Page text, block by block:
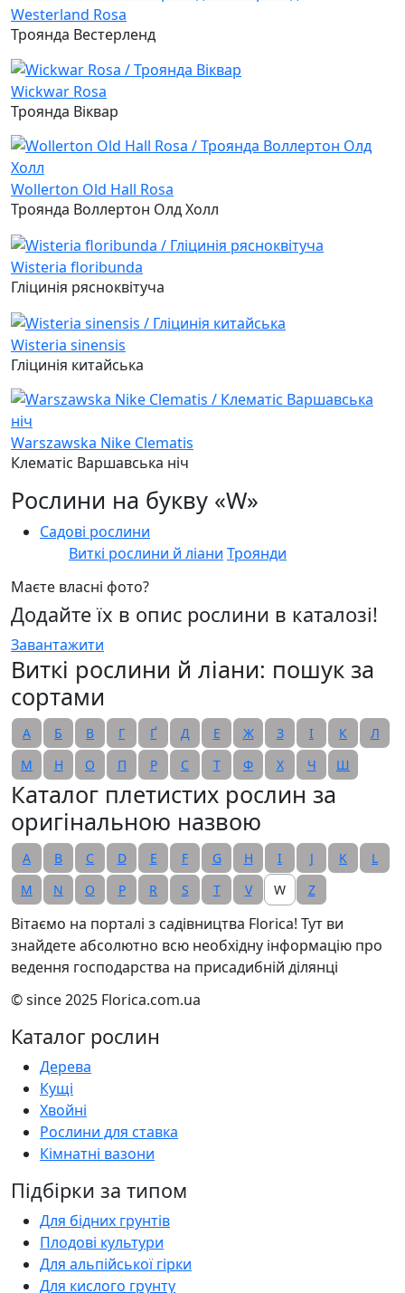
Westerland Rosa
Троянда Вестерленд
Wickwar Rosa
Троянда Віквар
Wollerton Old Hall Rosa
Троянда Воллертон Олд Холл
Wisteria floribunda
Гліцинія рясноквітуча
Wisteria sinensis
Гліцинія китайська
Warszawska Nike Clematis
Клематіс Варшавська ніч
Рослини на букву «W»
Садові рослини
Виткі рослини й ліани Троянди
Маєте власні фото?
Додайте їх в опис рослини в каталозі!
Завантажити
Виткі рослини й ліани: пошук за
сортами
А Б В Г Ґ Д Е Ж З І К
Л
М
Н О П Р С Т Ф Х Ч Ш
Каталог плетистих рослин за
оригінальною назвою
A B C D E F G H I J K
L
M
N O P R S T V W Z
Вітаємо на порталі з садівництва Florica! Тут ви
знайдете абсолютно всю необхідну інформацію про
ведення господарства на присадибній ділянці
© since 2025 Florica.com.ua
Каталог рослин
Дерева
Кущі
Хвойні
Рослини для ставка
Кімнатні вазони
Підбірки за типом
Для бідних грунтів
Плодові культури
Для альпійської гірки
Для кислого грунту